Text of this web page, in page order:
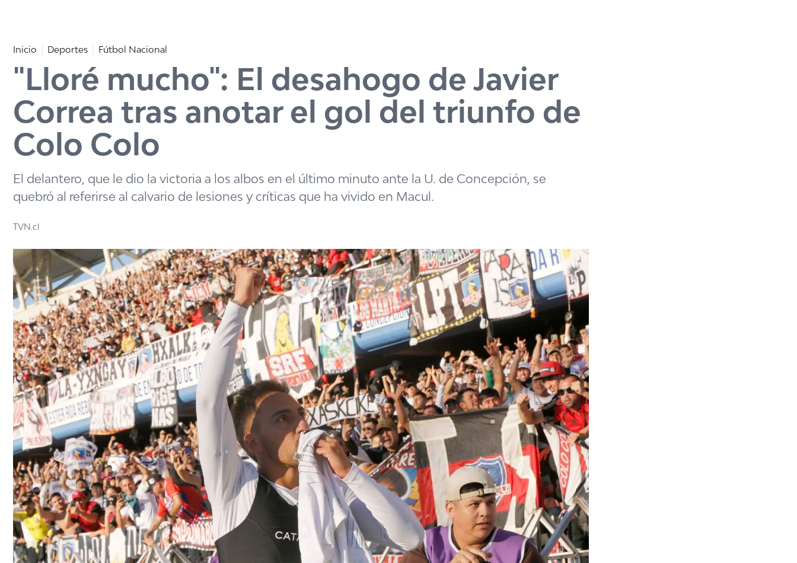
Inicio Deportes Fútbol Nacional
"Lloré mucho": El desahogo de Javier
Correa tras anotar el gol del triunfo de
Colo Colo
El delantero, que le dio la victoria a los albos en el último minuto ante la U. de Concepción, se
quebró al referirse al calvario de lesiones y críticas que ha vivido en Macul.
TVN.cl